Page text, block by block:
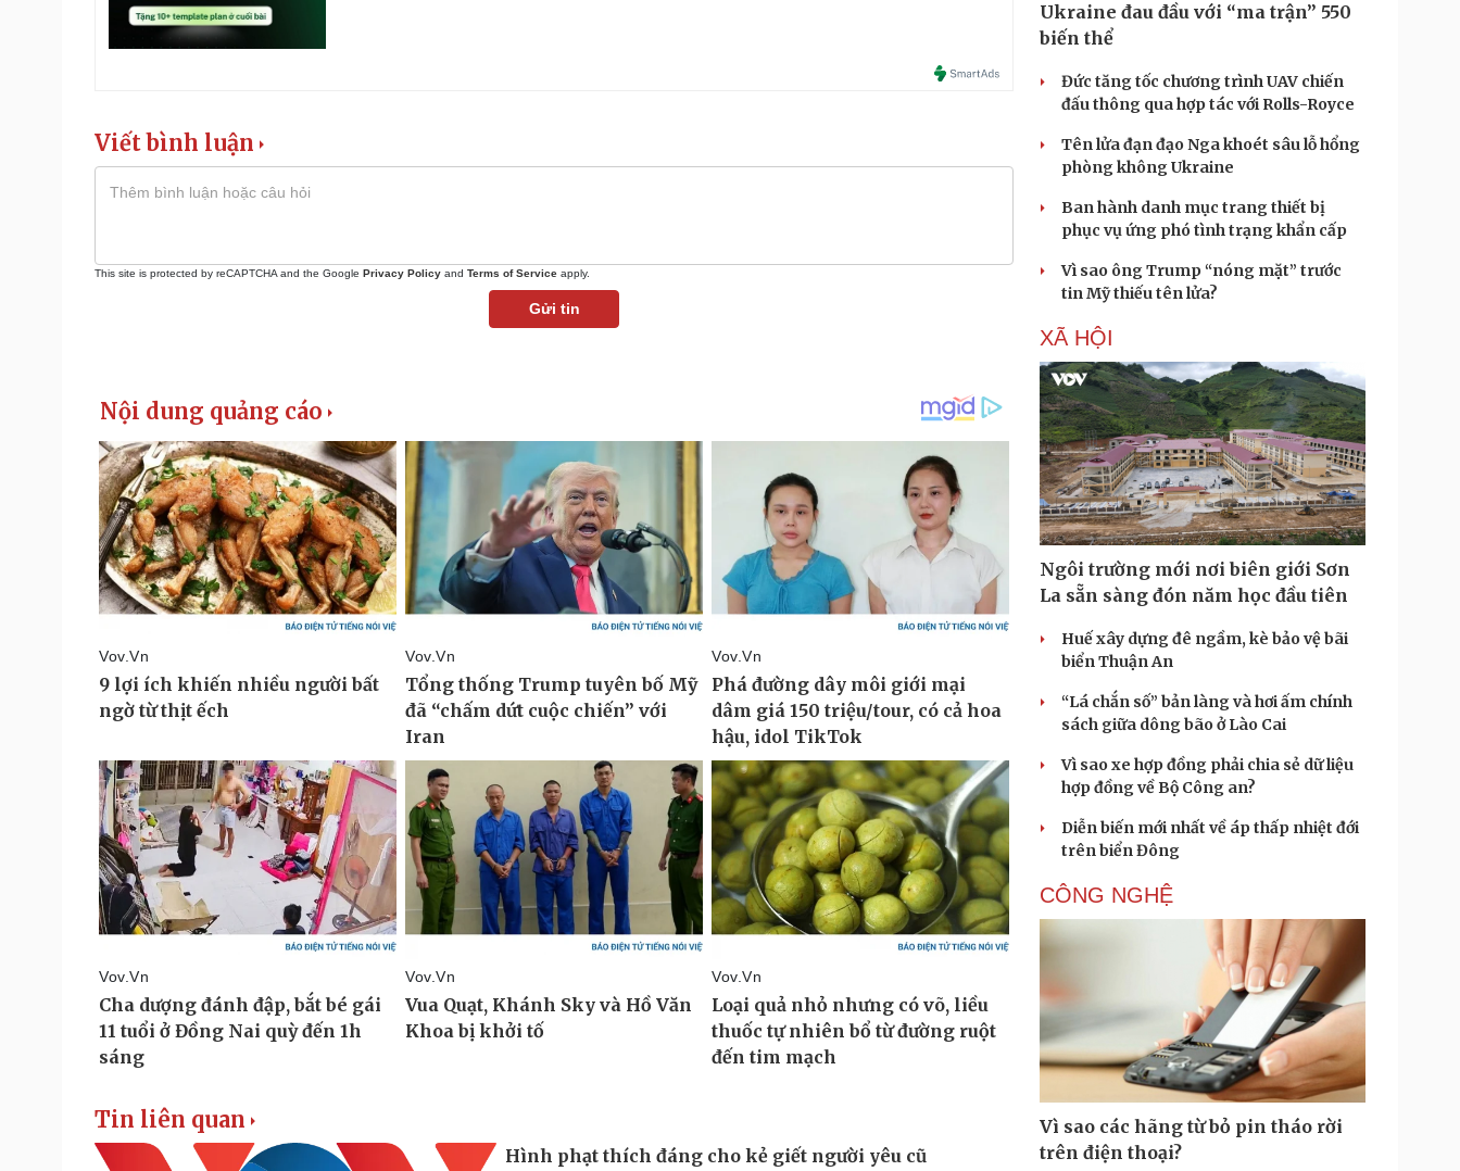
Viết bình luận
This site is protected by reCAPTCHA and the Google Privacy Policy and Terms of Service apply.
Gửi tin
Tin liên quan
Hình phạt thích đáng cho kẻ giết người yêu cũ
Ukraine đau đầu với “ma trận” 550
biến thể
Đức tăng tốc chương trình UAV chiến
đấu thông qua hợp tác với Rolls-Royce
Tên lửa đạn đạo Nga khoét sâu lỗ hổng
phòng không Ukraine
Ban hành danh mục trang thiết bị
phục vụ ứng phó tình trạng khẩn cấp
Vì sao ông Trump “nóng mặt” trước
tin Mỹ thiếu tên lửa?
XÃ HỘI
Ngôi trường mới nơi biên giới Sơn
La sẵn sàng đón năm học đầu tiên
Huế xây dựng đê ngầm, kè bảo vệ bãi
biển Thuận An
“Lá chắn số” bản làng và hơi ấm chính
sách giữa dông bão ở Lào Cai
Vì sao xe hợp đồng phải chia sẻ dữ liệu
hợp đồng về Bộ Công an?
Diễn biến mới nhất về áp thấp nhiệt đới
trên biển Đông
CÔNG NGHỆ
Vì sao các hãng từ bỏ pin tháo rời
trên điện thoại?